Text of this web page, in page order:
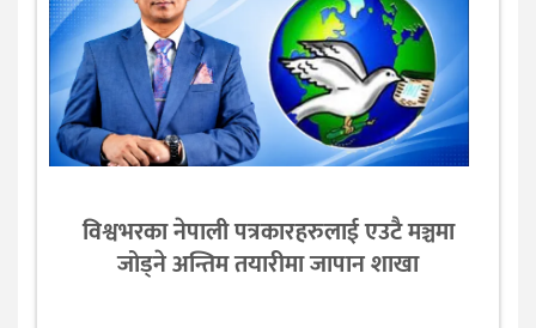
विश्वभरका नेपाली पत्रकारहरुलाई एउटै मञ्चमा
जोड्ने अन्तिम तयारीमा जापान शाखा